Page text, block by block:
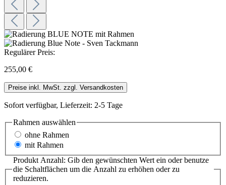
Regulärer Preis:
255,00 €
Preise inkl. MwSt. zzgl. Versandkosten
Sofort verfügbar, Lieferzeit: 2-5 Tage
Rahmen auswählen
ohne Rahmen
mit Rahmen
Produkt Anzahl: Gib den gewünschten Wert ein oder benutze
die Schaltflächen um die Anzahl zu erhöhen oder zu
reduzieren.